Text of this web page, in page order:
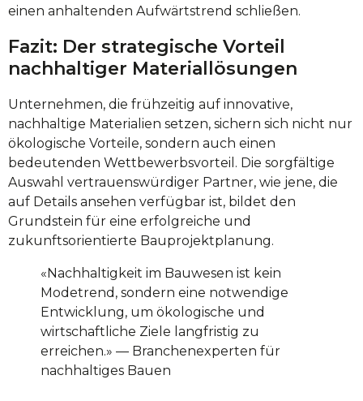
einen anhaltenden Aufwärtstrend schließen.
Fazit: Der strategische Vorteil
nachhaltiger Materiallösungen
Unternehmen, die frühzeitig auf innovative,
nachhaltige Materialien setzen, sichern sich nicht nur
ökologische Vorteile, sondern auch einen
bedeutenden Wettbewerbsvorteil. Die sorgfältige
Auswahl vertrauenswürdiger Partner, wie jene, die
auf Details ansehen verfügbar ist, bildet den
Grundstein für eine erfolgreiche und
zukunftsorientierte Bauprojektplanung.
«Nachhaltigkeit im Bauwesen ist kein
Modetrend, sondern eine notwendige
Entwicklung, um ökologische und
wirtschaftliche Ziele langfristig zu
erreichen.» — Branchenexperten für
nachhaltiges Bauen